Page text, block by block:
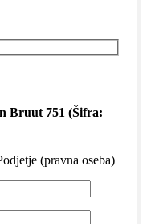
Bruut 751 (Šifra:
(pravna oseba)